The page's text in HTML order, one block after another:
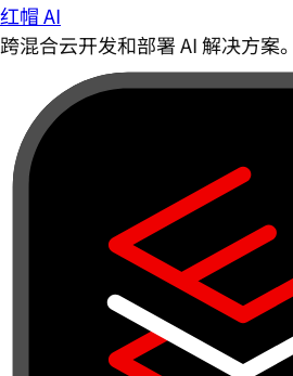
红帽 AI
跨混合云开发和部署 AI 解决方案。